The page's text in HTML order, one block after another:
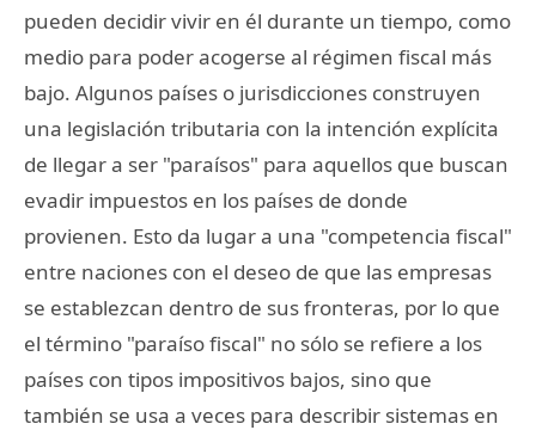
pueden decidir vivir en él durante un tiempo, como
medio para poder acogerse al régimen fiscal más
bajo. Algunos países o jurisdicciones construyen
una legislación tributaria con la intención explícita
de llegar a ser "paraísos" para aquellos que buscan
evadir impuestos en los países de donde
provienen. Esto da lugar a una "competencia fiscal"
entre naciones con el deseo de que las empresas
se establezcan dentro de sus fronteras, por lo que
el término "paraíso fiscal" no sólo se refiere a los
países con tipos impositivos bajos, sino que
también se usa a veces para describir sistemas en